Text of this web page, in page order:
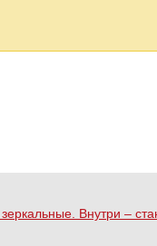
Внутри –